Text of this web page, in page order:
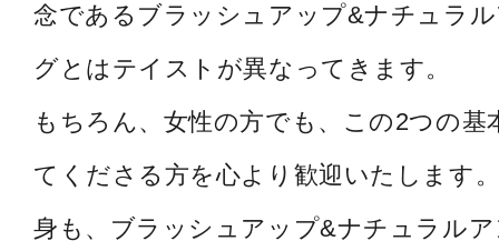
念であるブラッシュアップ&ナチュラ
グとはテイストが異なってきます。
もちろん、女性の方でも、この2つの基
てくださる方を心より歓迎いたします
身も、ブラッシュアップ&ナチュラル